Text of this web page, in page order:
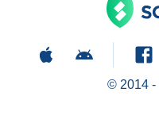
© 2014 -